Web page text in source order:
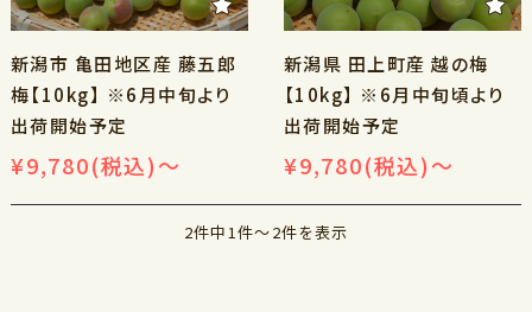
新潟市 亀田地区産 藤五郎
梅【10kg】 ※6月中旬より
出荷開始予定
¥9,780(税込)～
新潟県 田上町産 越の梅
【10kg】 ※6月中旬頃より
出荷開始予定
¥9,780(税込)～
2件中1件～2件を表示